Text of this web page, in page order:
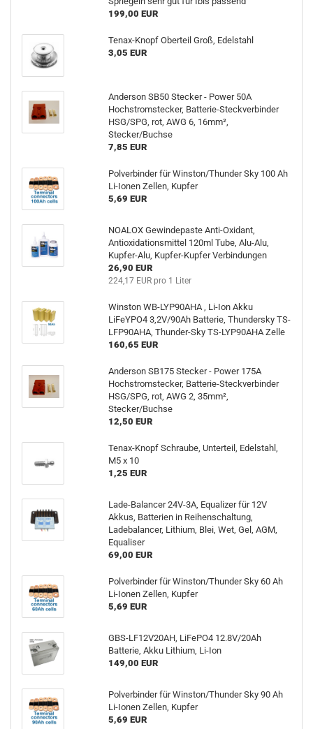
199,00 EUR
Tenax-Knopf Oberteil Groß, Edelstahl
3,05 EUR
Anderson SB50 Stecker - Power 50A
Hochstromstecker, Batterie-Steckverbinder
HSG/SPG, rot, AWG 6, 16mm²,
Stecker/Buchse
7,85 EUR
Polverbinder für Winston/Thunder Sky 100 Ah
Li-Ionen Zellen, Kupfer
5,69 EUR
NOALOX Gewindepaste Anti-Oxidant,
Antioxidationsmittel 120ml Tube, Alu-Alu,
Kupfer-Alu, Kupfer-Kupfer Verbindungen
26,90 EUR
224,17 EUR pro 1 Liter
Winston WB-LYP90AHA , Li-Ion Akku
LiFeYPO4 3,2V/90Ah Batterie, Thundersky TS-
LFP90AHA, Thunder-Sky TS-LYP90AHA Zelle
160,65 EUR
Anderson SB175 Stecker - Power 175A
Hochstromstecker, Batterie-Steckverbinder
HSG/SPG, rot, AWG 2, 35mm²,
Stecker/Buchse
12,50 EUR
Tenax-Knopf Schraube, Unterteil, Edelstahl,
M5 x 10
1,25 EUR
Lade-Balancer 24V-3A, Equalizer für 12V
Akkus, Batterien in Reihenschaltung,
Ladebalancer, Lithium, Blei, Wet, Gel, AGM,
Equaliser
69,00 EUR
Polverbinder für Winston/Thunder Sky 60 Ah
Li-Ionen Zellen, Kupfer
5,69 EUR
GBS-LF12V20AH, LiFePO4 12.8V/20Ah
Batterie, Akku Lithium, Li-Ion
149,00 EUR
Polverbinder für Winston/Thunder Sky 90 Ah
Li-Ionen Zellen, Kupfer
5,69 EUR